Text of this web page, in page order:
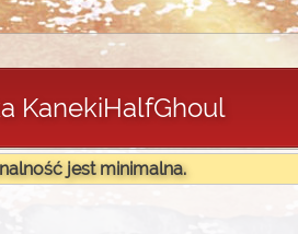
KanekiHalfGhoul
jest minimalna.